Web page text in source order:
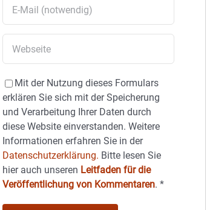
Mit der Nutzung dieses Formulars
erklären Sie sich mit der Speicherung
und Verarbeitung Ihrer Daten durch
diese Website einverstanden. Weitere
Informationen erfahren Sie in der
Datenschutzerklärung. Bitte lesen Sie
hier auch unseren Leitfaden für die
Veröffentlichung von Kommentaren.*